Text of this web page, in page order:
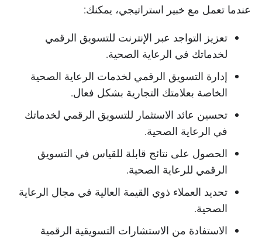
عندما تعمل مع خبير استراتيجي، يمكنك:
تعزيز التواجد عبر الإنترنت للتسويق الرقمي
لخدماتك في الرعاية الصحية.
إدارة التسويق الرقمي لخدمات الرعاية الصحية
الخاصة بعلامتك التجارية بشكل فعال.
تحسين عائد الاستثمار للتسويق الرقمي لخدماتك
في الرعاية الصحية.
الحصول على نتائج قابلة للقياس في التسويق
الرقمي للرعاية الصحية.
تحديد العملاء ذوي القيمة العالية في مجال الرعاية
الصحية.
الاستفادة من الاستشارات التسويقية الرقمية